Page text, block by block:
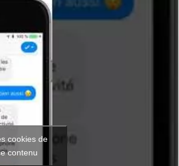
cookies de
contenu